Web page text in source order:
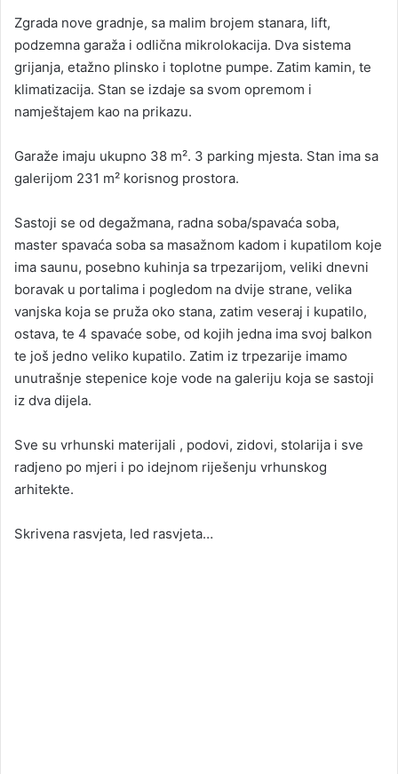
Zgrada nove gradnje, sa malim brojem stanara, lift,
podzemna garaža i odlična mikrolokacija. Dva sistema
grijanja, etažno plinsko i toplotne pumpe. Zatim kamin, te
klimatizacija. Stan se izdaje sa svom opremom i
namještajem kao na prikazu.
Garaže imaju ukupno 38 m². 3 parking mjesta. Stan ima sa
galerijom 231 m² korisnog prostora.
Sastoji se od degažmana, radna soba/spavaća soba,
master spavaća soba sa masažnom kadom i kupatilom koje
ima saunu, posebno kuhinja sa trpezarijom, veliki dnevni
boravak u portalima i pogledom na dvije strane, velika
vanjska koja se pruža oko stana, zatim veseraj i kupatilo,
ostava, te 4 spavaće sobe, od kojih jedna ima svoj balkon
te još jedno veliko kupatilo. Zatim iz trpezarije imamo
unutrašnje stepenice koje vode na galeriju koja se sastoji
iz dva dijela.
Sve su vrhunski materijali , podovi, zidovi, stolarija i sve
radjeno po mjeri i po idejnom riješenju vrhunskog
arhitekte.
Skrivena rasvjeta, led rasvjeta…